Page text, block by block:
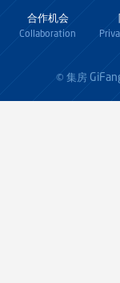
合作机会
Collaboration
© 集房